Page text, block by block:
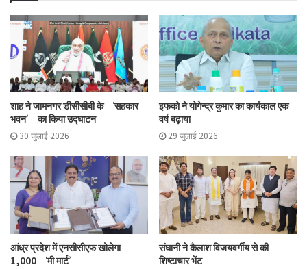
शाह ने जामनगर डीसीसीबी के ‘सहकार
भवन’ का किया उद्घाटन
30 जुलाई 2026
इफको ने योगेन्द्र कुमार का कार्यकाल एक
वर्ष बढ़ाया
29 जुलाई 2026
आंध्र प्रदेश में एनसीसीएफ खोलेगा
1,000 ‘मी मार्ट’
संघानी ने कैलाश विजयवर्गीय से की
शिष्टाचार भेंट